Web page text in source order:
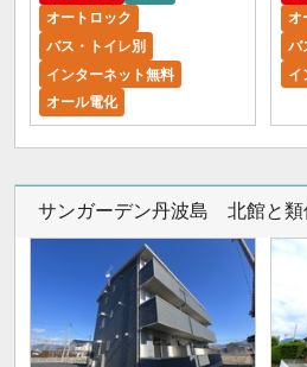
オートロック
バス・トイレ別
インターネット無料
オール電化
オ
バ
イ
サンガーデン丹波島 北館と類